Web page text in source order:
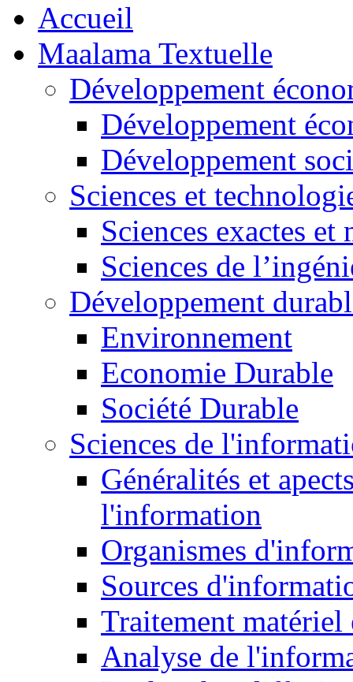
Accueil
Maalama Textuelle
Développement
Développement
Développement
Sciences et
Sciences exactes et
Sciences de
Développement
Environnement
Economie Durable
Société Durable
Sciences de
Généralités et
l'information
Organismes
Sources
Traitement matériel
Analyse de